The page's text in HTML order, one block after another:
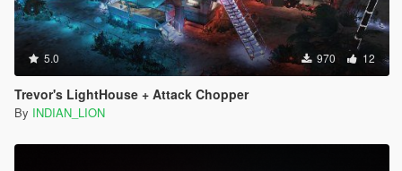
5.0 970 12
Trevor's LightHouse + Attack Chopper
By INDIAN_LION